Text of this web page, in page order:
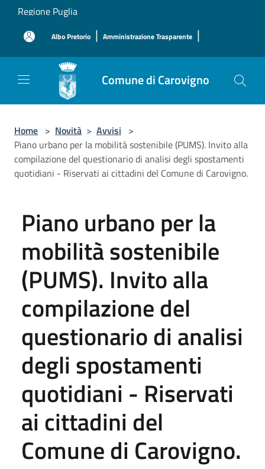
Salta al contenuto principale
Regione Puglia
Albo Pretorio | Amministrazione Trasparente |
Comune di Carovigno
Home > Novità > Avvisi >
Piano urbano per la mobilità sostenibile (PUMS). Invito alla
compilazione del questionario di analisi degli spostamenti
quotidiani - Riservati ai cittadini del Comune di Carovigno.
Piano urbano per la
mobilità sostenibile
(PUMS). Invito alla
compilazione del
questionario di analisi
degli spostamenti
quotidiani - Riservati
ai cittadini del
Comune di Carovigno.